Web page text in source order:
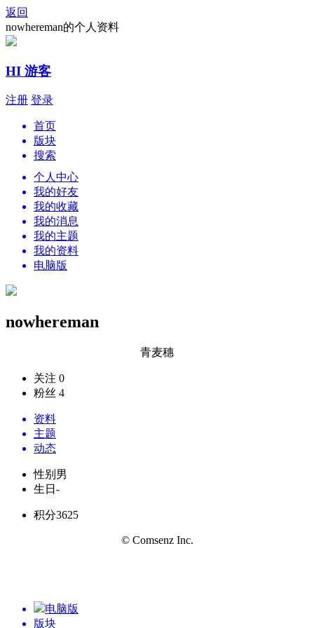
返回
nowhereman的个人资料
HI 游客
注册 登录
首页
版块
搜索
个人中心
我的好友
我的收藏
我的消息
我的主题
我的资料
电脑版
nowhereman
青麦穗
关注 0
粉丝 4
资料
主题
动态
性别 男
生日 -
积分3625
© Comsenz Inc.
电脑版
版块